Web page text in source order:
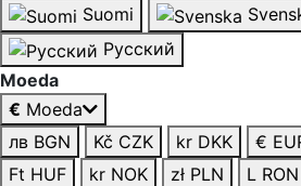
Suomi
Русский
Moeda
€ Moeda
лв BGN
Kč CZK kr DKK €
Ft HUF
kr NOK zł PLN L RON